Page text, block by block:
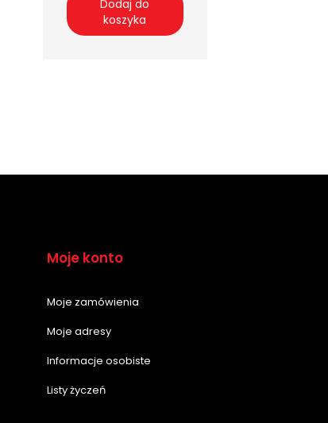
Dodaj do
koszyka
Moje konto
Moje zamówienia
Moje adresy
Informacje osobiste
Listy życzeń